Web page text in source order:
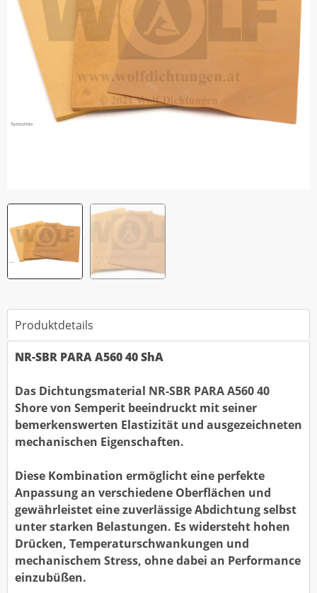
Produktdetails
NR-SBR PARA A560 40 ShA
Das Dichtungsmaterial NR-SBR PARA A560 40
Shore von Semperit beeindruckt mit seiner
bemerkenswerten Elastizität und ausgezeichneten
mechanischen Eigenschaften.
Diese Kombination ermöglicht eine perfekte
Anpassung an verschiedene Oberflächen und
gewährleistet eine zuverlässige Abdichtung selbst
unter starken Belastungen. Es widersteht hohen
Drücken, Temperaturschwankungen und
mechanischem Stress, ohne dabei an Performance
einzubüßen.